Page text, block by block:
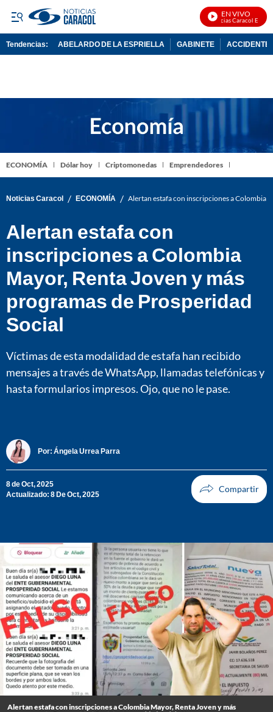
EN VIVO
Noticias Caracol En Vivo
Tendencias: ABELARDO DE LA ESPRIELLA GABINETE ACCIDENTE
ECONOMÍA Dólar hoy Criptomonedas Emprendedores
Noticias Caracol / ECONOMÍA / Alertan estafa con inscripciones a Colombia
Alertan estafa con
inscripciones a Colombia
Mayor, Renta Joven y más
programas de Prosperidad
Social
Víctimas de esta modalidad de estafa han recibido
mensajes a través de WhatsApp, llamadas telefónicas y
hasta formularios impresos. Ojo, que no le pase.
Por: Ángela Urrea Parra
8 de Oct, 2025
Actualizado: 8 De Oct, 2025
Alertan estafa con inscripciones a Colombia Mayor, Renta Joven y más